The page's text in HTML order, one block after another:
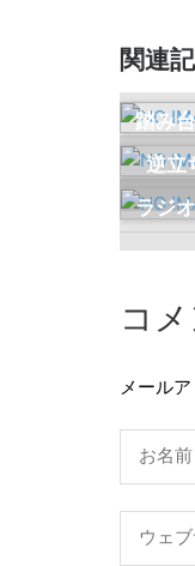
関連
踏み
逆立
ラジ
コ
メール